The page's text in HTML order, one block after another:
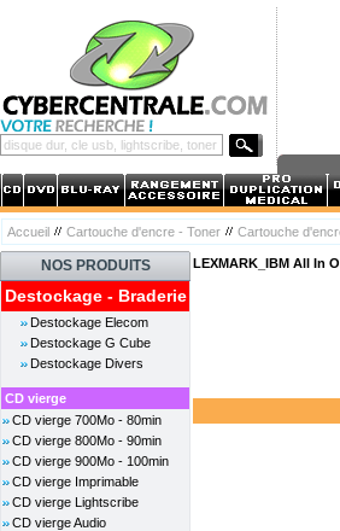
Accueil Cartouche d'encre - Toner Cartouche
NOS PRODUITS
Destockage - Braderie
Destockage Elecom
Destockage G Cube
Destockage Divers
CD vierge
CD vierge 700Mo - 80min
CD vierge 800Mo - 90min
CD vierge 900Mo - 100min
CD vierge Imprimable
CD vierge Lightscribe
CD vierge Audio
LEXMARK_IBM All In